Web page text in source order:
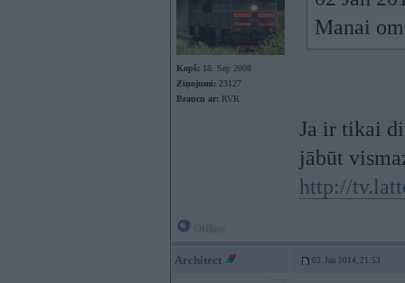
Kopš: 18. Sep 2008
Ziņojumi: 23127
Braucu ar: RVR
Manai
Ja ir tikai
jābūt
http://
Architect 02. Jan 2014, 21:53